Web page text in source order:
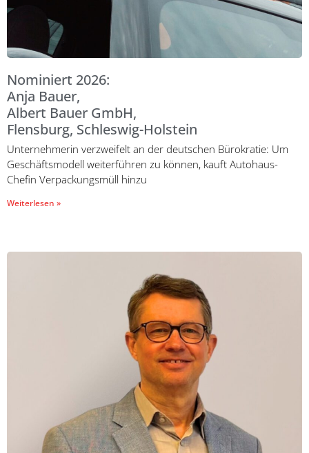
Nominiert 2026:
Anja Bauer,
Albert Bauer GmbH,
Flensburg, Schleswig-Holstein
Unternehmerin verzweifelt an der deutschen Bürokratie: Um
Geschäftsmodell weiterführen zu können, kauft Autohaus-
Chefin Verpackungsmüll hinzu
Weiterlesen »